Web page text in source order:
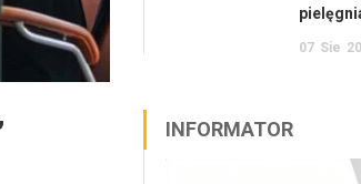
07 Sie
INFORMATOR